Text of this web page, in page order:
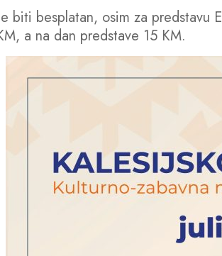
biti besplatan, osim za
a na dan predstave 15 KM.